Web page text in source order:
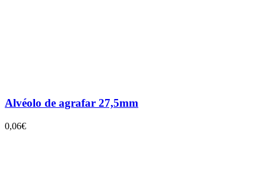
Alvéolo de agrafar 27,5mm
0,06€